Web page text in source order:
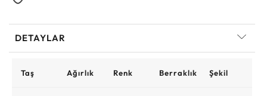
DETAYLAR
Taş Ağırlık Renk Berraklık Şekil